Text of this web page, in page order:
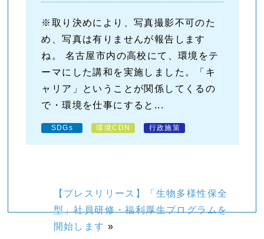
※取り決めにより、写真撮影不可のた
め、写真は有りませんが報告します
ね。 名古屋市内の高校にて、環境をテ
ーマにした講和を実施しました。「キ
ャリア」ということが関係してくるの
で・環境を仕事にすると...
SDGs 環境CDN 行政施策
【プレスリリース】「生物多様性保全
型」社員研修・福利厚生プログラムを
開始します »